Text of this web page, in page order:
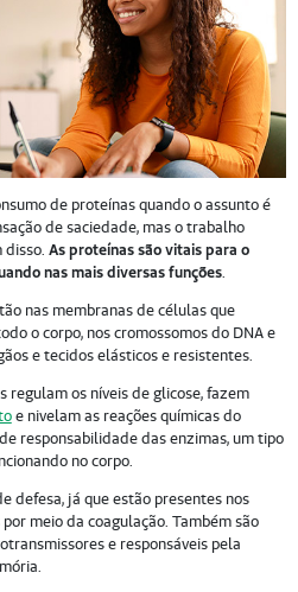
de proteínas quando o assunto é
de saciedade, mas o trabalho
disso. As proteínas são vitais para o
nas mais diversas funções.
nas membranas de células que
o corpo, nos cromossomos do DNA e
e tecidos elásticos e resistentes.
regulam os níveis de glicose, fazem
e nivelam as reações químicas do
responsabilidade das enzimas, um tipo
no corpo.
defesa, já que estão presentes nos
meio da coagulação. Também são
e responsáveis pela